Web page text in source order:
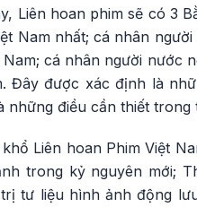
Liên hoan phim sẽ có 3
Nam nhất; cá nhân
cá nhân người nước
Đây được xác định là
những điều cần thiết trong
Liên hoan Phim Việt
trong kỷ nguyên mới;
tư liệu hình ảnh động